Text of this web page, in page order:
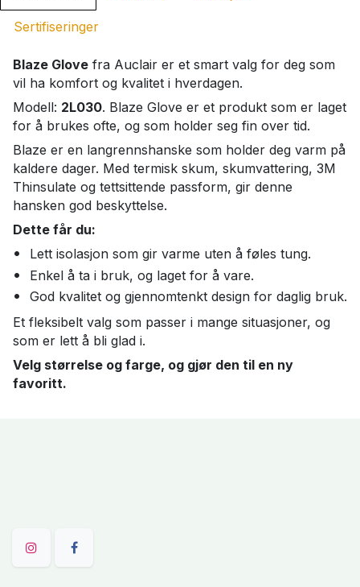
Sertifiseringer
Blaze Glove fra Auclair er et smart valg for deg som
vil ha komfort og kvalitet i hverdagen.
Modell: 2L030. Blaze Glove er et produkt som er laget
for å brukes ofte, og som holder seg fin over tid.
Blaze er en langrennshanske som holder deg varm på
kaldere dager. Med termisk skum, skumvattering, 3M
Thinsulate og tettsittende passform, gir denne
hansken god beskyttelse.
Dette får du:
Lett isolasjon som gir varme uten å føles tung.
Enkel å ta i bruk, og laget for å vare.
God kvalitet og gjennomtenkt design for daglig bruk.
Et fleksibelt valg som passer i mange situasjoner, og
som er lett å bli glad i.
Velg størrelse og farge, og gjør den til en ny
favoritt.